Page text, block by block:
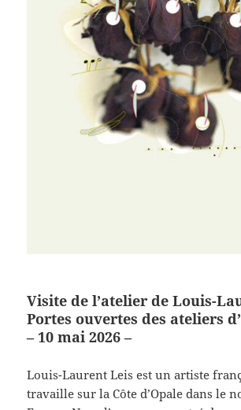
Visite de l’atelier de Louis-
Portes ouvertes des ateliers
– 10 mai 2026 –
Louis-Laurent Leis est un artiste
travaille sur la Côte d’Opale dans le